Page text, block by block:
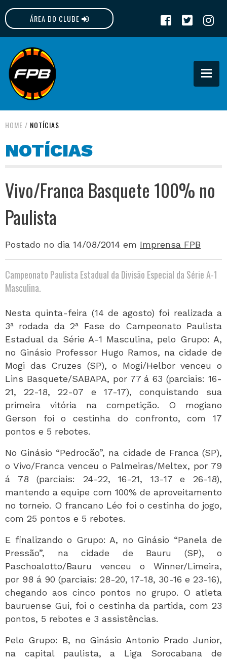
ÁREA DO CLUBE
FPB
HOME / NOTÍCIAS
NOTÍCIAS
Vivo/Franca Basquete 100% no
Paulista
Postado no dia 14/08/2014 em Imprensa FPB
Campeonato Paulista Estadual da Divisão Especial da Série A-1
Masculina.
Nesta quinta-feira (14 de agosto) foi realizada a
3ª rodada da 2ª Fase do Campeonato Paulista
Estadual da Série A-1 Masculina, pelo Grupo: A,
no Ginásio Professor Hugo Ramos, na cidade de
Mogi das Cruzes (SP), o Mogi/Helbor venceu o
Lins Basquete/SABAPA, por 77 á 63 (parciais: 16-
21, 22-18, 22-07 e 17-17), conquistando sua
primeira vitória na competição. O mogiano
Gerson foi o cestinha do confronto, com 17
pontos e 5 rebotes.
No Ginásio “Pedrocão”, na cidade de Franca (SP),
o Vivo/Franca venceu o Palmeiras/Meltex, por 79
á 78 (parciais: 24-22, 16-21, 13-17 e 26-18),
mantendo a equipe com 100% de aproveitamento
no torneio. O francano Léo foi o cestinha do jogo,
com 25 pontos e 5 rebotes.
E finalizando o Grupo: A, no Ginásio “Panela de
Pressão”, na cidade de Bauru (SP), o
Paschoalotto/Bauru venceu o Winner/Limeira,
por 98 á 90 (parciais: 28-20, 17-18, 30-16 e 23-16),
chegando aos cinco pontos no grupo. O atleta
bauruense Gui, foi o cestinha da partida, com 23
pontos, 5 rebotes e 3 assistências.
Pelo Grupo: B, no Ginásio Antonio Prado Junior,
na capital paulista, a Liga Sorocabana de